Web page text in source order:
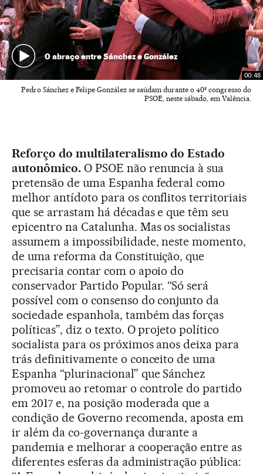
00:48
O abraço entre Sánchez e González
Pedro Sánchez e Felipe González se saúdam durante o 40º congresso do
PSOE, neste sábado, em Valência.
Reforço do multilateralismo do Estado
autonômico.O PSOE não renuncia à sua
pretensão de uma Espanha federal como
melhor antídoto para os conflitos territoriais
que se arrastam há décadas e que têm seu
epicentro na Catalunha. Mas os socialistas
assumem a impossibilidade, neste momento,
de uma reforma da Constituição, que
precisaria contar com o apoio do
conservador Partido Popular. “Só será
possível com o consenso do conjunto da
sociedade espanhola, também das forças
políticas”, diz o texto. O projeto político
socialista para os próximos anos deixa para
trás definitivamente o conceito de uma
Espanha “plurinacional” que Sánchez
promoveu ao retomar o controle do partido
em 2017 e, na posição moderada que a
condição de Governo recomenda, aposta em
ir além da co-governança durante a
pandemia e melhorar a cooperação entre as
diferentes esferas da administração pública: